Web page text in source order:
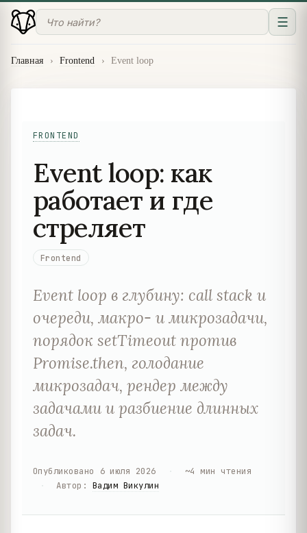
☰
Главная › Frontend › Event loop
FRONTEND
Event loop: как
работает и где
стреляет
Frontend
Event loop в глубину: call stack и
очереди, макро- и микрозадачи,
порядок setTimeout против
Promise.then, голодание
микрозадач, рендер между
задачами и разбиение длинных
задач.
Опубликовано 6 июля 2026 ~4 мин чтения
Автор : Вадим Викулин